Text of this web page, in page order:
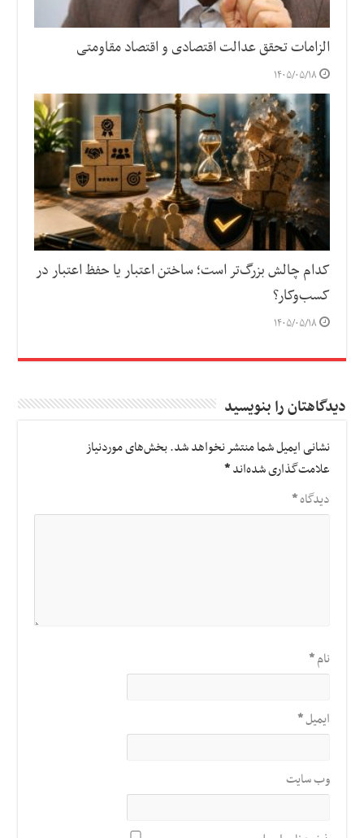
الزامات تحقق عدالت اقتصادی و اقتصاد مقاومتی
۱۴۰۵/۰۵/۱۸
کدام چالش بزرگ‌تر است؛ ساختن اعتبار یا حفظ اعتبار در
کسب‌وکار؟
۱۴۰۵/۰۵/۱۸
دیدگاهتان را بنویسید
نشانی ایمیل شما منتشر نخواهد شد.بخش‌های موردنیاز
علامت‌گذاری شده‌اند*
دیدگاه*
نام*
ایمیل*
وب‌ سایت